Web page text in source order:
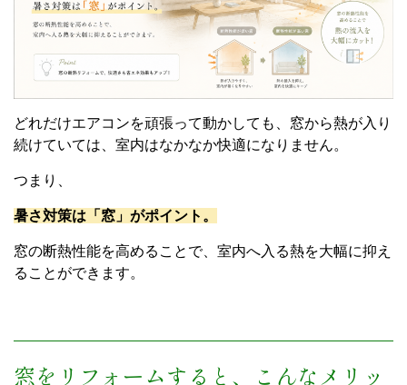
どれだけエアコンを頑張って動かしても、窓から熱が入り
続けていては、室内はなかなか快適になりません。
つまり、
暑さ対策は「窓」がポイント。
窓の断熱性能を高めることで、室内へ入る熱を大幅に抑え
ることができます。
窓をリフォームすると、こんなメリッ